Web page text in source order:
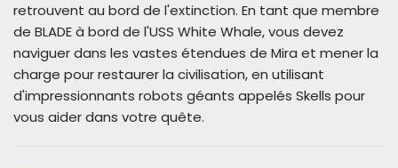
retrouvent au bord de l'extinction. En tant que membre
de BLADE à bord de l'USS White Whale, vous devez
naviguer dans les vastes étendues de Mira et mener la
charge pour restaurer la civilisation, en utilisant
d'impressionnants robots géants appelés Skells pour
vous aider dans votre quête.